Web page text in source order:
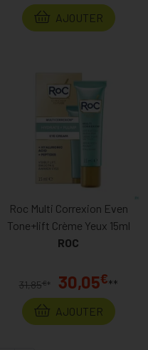
AJOUTER
Roc Multi Correxion Even
Tone+lift Crème Yeux 15ml
ROC
31,85€ * 30,05€**
AJOUTER